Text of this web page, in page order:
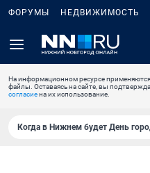
ФОРУМЫ НЕДВИЖИМОСТЬ
На информационном ресурсе
файлы. Оставаясь на сайте, вы
согласиена их использование.
Когда в Нижнем будет День